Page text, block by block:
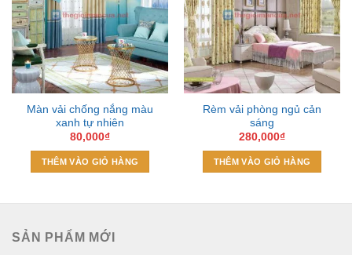
Add to
Wishlist
Màn vải chống nắng màu
xanh tự nhiên
80,000₫
THÊM VÀO GIỎ HÀNG
Add to
Wishlist
Rèm vải phòng ngủ cản
sáng
280,000₫
THÊM VÀO GIỎ HÀNG
SẢN PHẨM MỚI